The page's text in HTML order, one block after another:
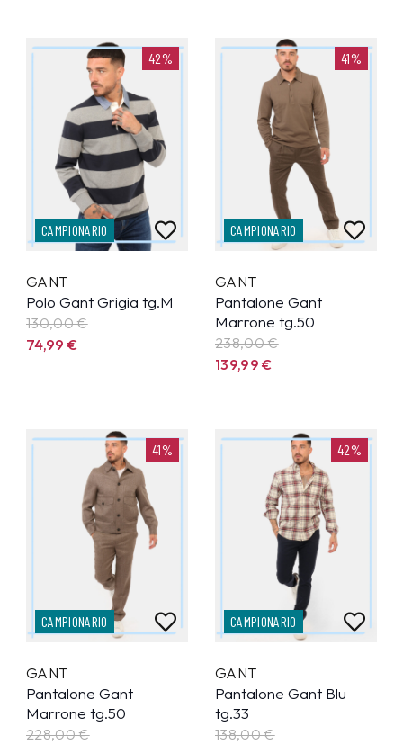
42%
CAMPIONARIO
GANT
Polo Gant Grigia tg.M
130,00 €
74,99€
41%
CAMPIONARIO
GANT
Pantalone Gant
Marrone tg.50
238,00 €
139,99€
41%
CAMPIONARIO
GANT
Pantalone Gant
Marrone tg.50
228,00 €
42%
CAMPIONARIO
GANT
Pantalone Gant Blu
tg.33
138,00 €